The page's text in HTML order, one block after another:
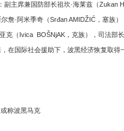
主席兼国防部长祖坎·海莱兹（
詹·阿米季奇（Srđan AMIDŽIĆ，塞
克（Ivica BOŠNjAK，克族），司法
在国际社会援助下，波黑经济恢复取得
称波黑马克